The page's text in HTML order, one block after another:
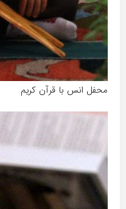
محفل انس با قرآن کریم